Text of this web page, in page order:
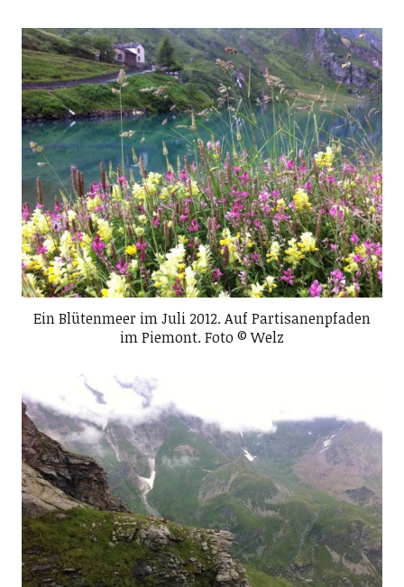
Ein Blütenmeer im Juli 2012. Auf Partisanenpfaden
im Piemont. Foto © Welz